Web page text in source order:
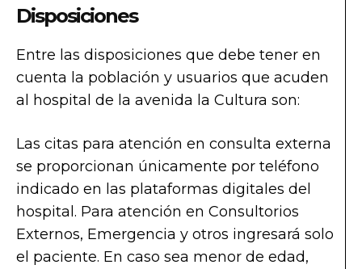
Disposiciones
Entre las disposiciones que debe tener en
cuenta la población y usuarios que acuden
al hospital de la avenida la Cultura son:
Las citas para atención en consulta externa
se proporcionan únicamente por teléfono
indicado en las plataformas digitales del
hospital. Para atención en Consultorios
Externos, Emergencia y otros ingresará solo
el paciente. En caso sea menor de edad,